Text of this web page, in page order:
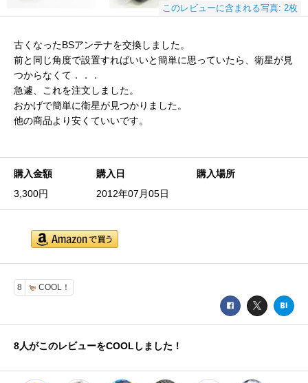
このレビューに含まれる写真: 2枚
古くなったBSアンテナを交換しました。
前と同じ角度で設置すればいいと簡単に思っていたら、衛星が見
つからなくて．．．
急遽、これを注文しました。
おかげで簡単に衛星が見つかりました。
他の商品より安くていいです。
購入金額
3,300円
購入日
2012年07月05日
購入場所
8 COOL！
8人がこのレビューをCOOLしました！